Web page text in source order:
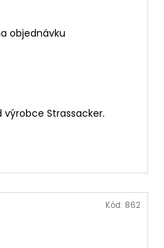
objednávku
Strassacker.
Kód: 862